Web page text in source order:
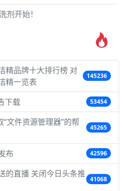
剂开始！
精品牌十大排行榜 对
精一览表
145236
下载 53454
文件资源管理器”的帮
45265
布 42596
的直播 关闭今日头条推
41068